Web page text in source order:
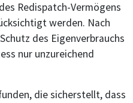
Redispatch-Vermögens
werden. Nach
des Eigenverbrauchs
nur unzureichend
die sicherstellt, dass